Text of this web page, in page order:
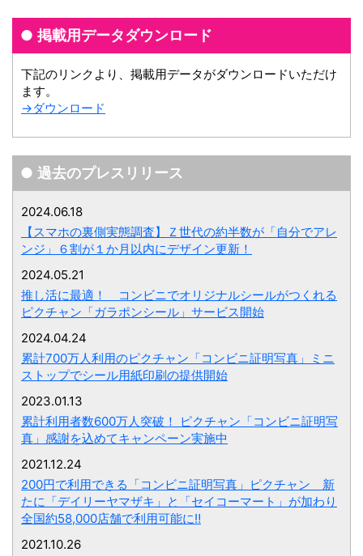
掲載用データダウンロード
下記のリンクより、掲載用データがダウンロードいただけ
ます。
→ダウンロード
過去のプレスリリース
2024.06.18
【スマホの裏側実態調査】Ｚ世代の約半数が「自分でアレ
ンジ」６割が１か月以内にデザイン更新！
2024.05.21
推し活に最適！ コンビニでオリジナルシールがつくれる
ピクチャン「ガラポンシール」サービス開始
2024.04.24
累計700万人利用のピクチャン「コンビニ証明写真」ミニ
ストップでシール用紙印刷の提供開始
2023.01.13
累計利用者数600万人突破！ ピクチャン「コンビニ証明写
真」感謝を込めてキャンペーン実施中
2021.12.24
200円で利用できる「コンビニ証明写真」ピクチャン 新
たに「デイリーヤマザキ」と「セイコーマート」が加わり
全国約58,000店舗で利用可能に‼
2021.10.26